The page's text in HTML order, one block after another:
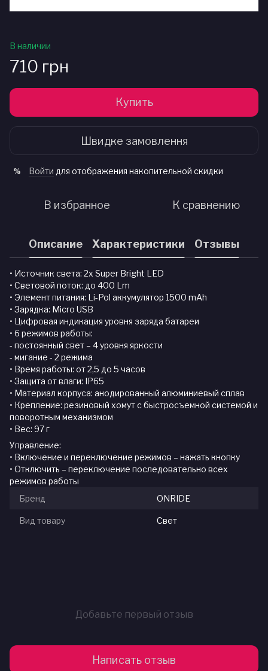
В наличии
710 грн
Купить
Швидке замовлення
% Войти для отображения накопительной скидки
В избранное К сравнению
Описание Характеристики Отзывы
• Источник света: 2х Super Bright LED
• Световой поток: до 400 Lm
• Элемент питания: Li-Pol аккумулятор 1500 mAh
• Зарядка: Micro USB
• Цифровая индикация уровня заряда батареи
• 6 режимов работы:
- постоянный свет – 4 уровня яркости
- мигание - 2 режима
• Время работы: от 2,5 до 5 часов
• Защита от влаги: IP65
• Материал корпуса: анодированный алюминиевый сплав
• Крепление: резиновый хомут с быстросъемной системой и
поворотным механизмом
• Вес: 97 г
Управление:
• Включение и переключение режимов – нажать кнопку
• Отключить – переключение последовательно всех
режимов работы
Бренд
ONRIDE
Вид товару Свет
Добавьте первый отзыв
Написать отзыв